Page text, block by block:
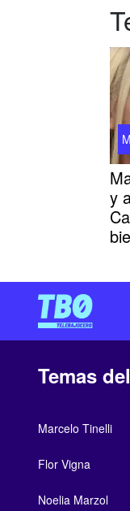
y
Temas
Marcelo Tinelli
Flor Vigna
Noelia Marzol